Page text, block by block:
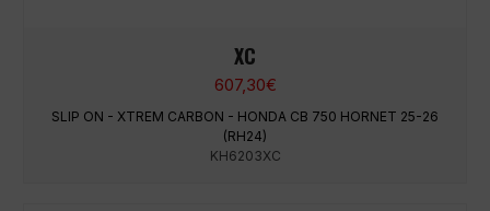
XC
607,30€
SLIP ON - XTREM CARBON - HONDA CB 750 HORNET 25-26
(RH24)
KH6203XC